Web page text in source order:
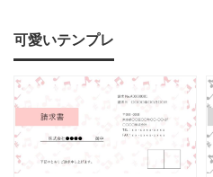
め！過払い･誤入金などが
発生した際にも使える、
モノクロでシンプルな
「返金領収書」のテンプ
レートとなります。 A4縦
型サイズで用紙に印
可愛いテンプレ